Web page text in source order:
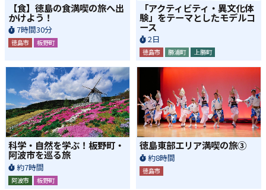
【食】徳島の食満喫の旅へ出
かけよう！
7時間30分
徳島市 板野町
「アクティビティ・異文化体
験」をテーマとしたモデルコ
ース
2日
徳島市 勝浦町 上勝町
科学・自然を学ぶ！板野町・
阿波市を巡る旅
約7時間
阿波市 板野町
徳島東部エリア満喫の旅③
約8時間
徳島市